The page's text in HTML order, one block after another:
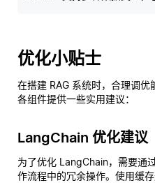
优化小贴士
在搭建 RAG 系统时，合理调
各组件提供一些实用建议：
LangChain 优化建议
为了优化 LangChain，需要通
作流程中的冗余操作。使用缓